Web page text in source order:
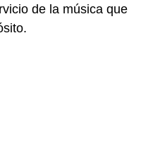
de la música que